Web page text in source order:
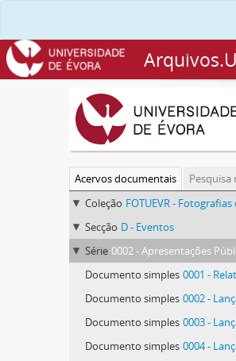
Acervos documentais
Pesquisa
Coleção FOTUEVR - Fotografias da
Secção D - Eventos
Série 0002 - Apresentações
Documento simples 0001 - Relatório do
Documento simples 0002 - Lançamento de livro
Documento simples 0003 - Lançamento de livro
Documento simples 0004 - Lançamento de livro